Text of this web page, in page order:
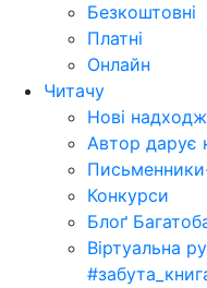
Безкоштовні
Платні
Онлайн
Читачу
Нові
Автор дарує
Конкурси
Блоґ
Віртуальна